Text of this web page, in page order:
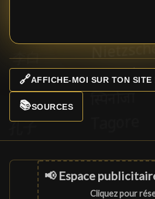
🔗AFFICHE-MOI SUR TON SITE
📚SOURCES
📢 Espace
Cliquez pour